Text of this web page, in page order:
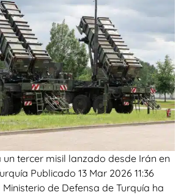
un tercer misil lanzado desde Irán en
Publicado 13 Mar 2026 11:36
Ministerio de Defensa de Turquía ha